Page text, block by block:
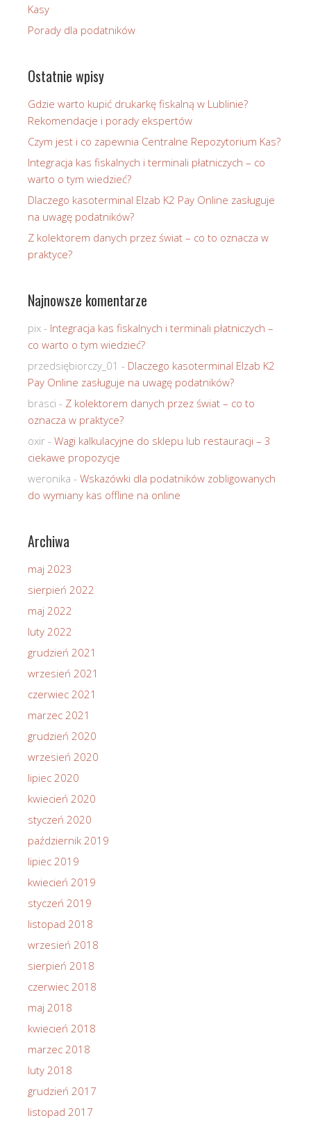
Kasy
Porady dla podatników
Ostatnie wpisy
Gdzie warto kupić drukarkę fiskalną w Lublinie?
Rekomendacje i porady ekspertów
Czym jest i co zapewnia Centralne Repozytorium Kas?
Integracja kas fiskalnych i terminali płatniczych – co
warto o tym wiedzieć?
Dlaczego kasoterminal Elzab K2 Pay Online zasługuje
na uwagę podatników?
Z kolektorem danych przez świat – co to oznacza w
praktyce?
Najnowsze komentarze
pix - Integracja kas fiskalnych i terminali płatniczych –
co warto o tym wiedzieć?
przedsiębiorczy_01 - Dlaczego kasoterminal Elzab K2
Pay Online zasługuje na uwagę podatników?
brasci - Z kolektorem danych przez świat – co to
oznacza w praktyce?
oxir - Wagi kalkulacyjne do sklepu lub restauracji – 3
ciekawe propozycje
weronika - Wskazówki dla podatników zobligowanych
do wymiany kas offline na online
Archiwa
maj 2023
sierpień 2022
maj 2022
luty 2022
grudzień 2021
wrzesień 2021
czerwiec 2021
marzec 2021
grudzień 2020
wrzesień 2020
lipiec 2020
kwiecień 2020
styczeń 2020
październik 2019
lipiec 2019
kwiecień 2019
styczeń 2019
listopad 2018
wrzesień 2018
sierpień 2018
czerwiec 2018
maj 2018
kwiecień 2018
marzec 2018
luty 2018
grudzień 2017
listopad 2017